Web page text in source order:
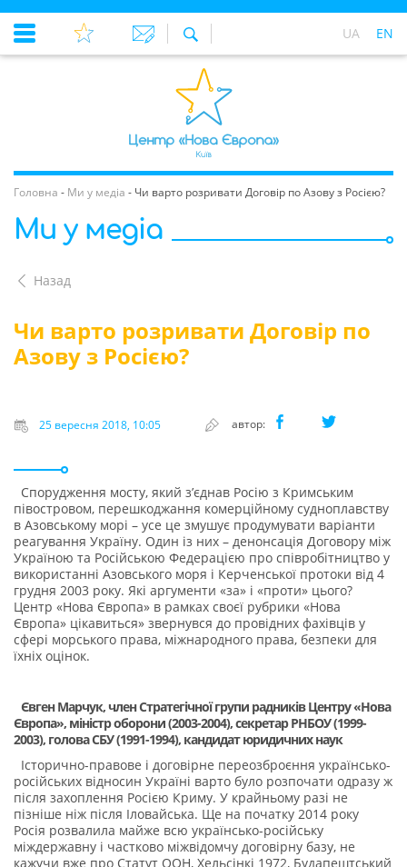
UA EN
Головна - Ми у медіа - Чи варто розривати Договір по Азову з Росією?
Ми у медіа
Назад
Чи варто розривати Договір по
Азову з Росією?
25 вересня 2018, 10:05 автор:
Спорудження мосту, який з’єднав Росію з Кримським
півостровом, перешкоджання комерційному судноплавству
в Азовському морі – усе це змушує продумувати варіанти
реагування Україну. Один із них – денонсація Договору між
Україною та Російською Федерацією про співробітництво у
використанні Азовського моря і Керченської протоки від 4
грудня 2003 року. Які аргументи «за» і «проти» цього?
Центр «Нова Європа» в рамках своєї рубрики «Нова
Європа» цікавиться» звернувся до провідних фахівців у
сфері морського права, міжнародного права, безпеки для
їхніх оцінок.
Євген Марчук, член Стратегічної групи радників Центру «Нова
Європа», міністр оборони (2003-2004), секретар РНБОУ (1999-
2003), голова СБУ (1991-1994), кандидат юридичних наук
Історично-правове і договірне переозброєння українсько-
російських відносин Україні варто було розпочати одразу ж
після захоплення Росією Криму. У крайньому разі не
пізніше ніж після Іловайська. Ще на початку 2014 року
Росія розвалила майже всю українсько-російську
міждержавну і частково міжвідомчу договірну базу, не
кажучи вже про Статут ООН, Хельсінкі 1972, Будапештський